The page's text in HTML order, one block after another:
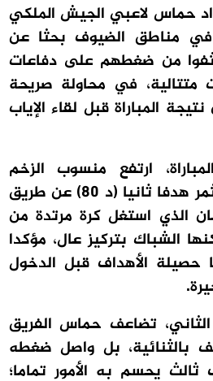
حماس لاعبي الجيش الملكي
في مناطق الضيوف بحثا عن
من ضغطهم على دفاعات
متتالية، في محاولة صريحة
المباراة قبل لقاء الإياب
ارتفع منسوب الزخم
الهجومي العسكري ليثمر هدفا ثانيا (د 80) عن طريق
الذي استغل كرة مرتدة من
الشباك بتركيز عال، مؤكدا
حصيلة الأهداف قبل الدخول
تضاعف حماس الفريق
بالثنائية، بل واصل ضغطه
يحسم به الأمور تماما؛